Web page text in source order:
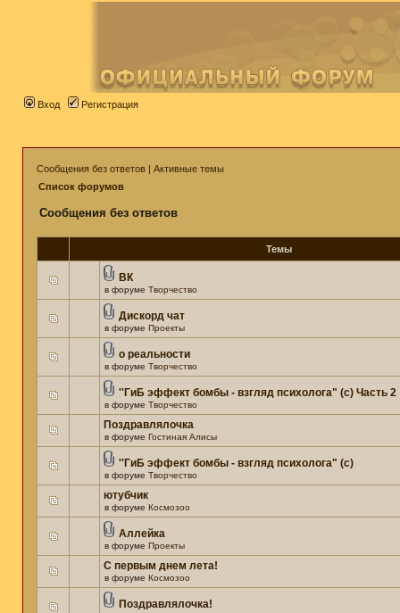
Вход Регистрация
Сообщения без ответов | Активные темы
Список форумов
Сообщения без ответов
Темы
ВК
в форуме Творчество
Дискорд чат
в форуме Проекты
о реальности
в форуме Творчество
''ГиБ эффект бомбы - взгляд психолога" (c) Часть 2
в форуме Творчество
Поздравлялочка
в форуме Гостиная Алисы
''ГиБ эффект бомбы - взгляд психолога" (c)
в форуме Творчество
ютубчик
в форуме Космозоо
Аллейка
в форуме Проекты
С первым днем лета!
в форуме Космозоо
Поздравлялочка!